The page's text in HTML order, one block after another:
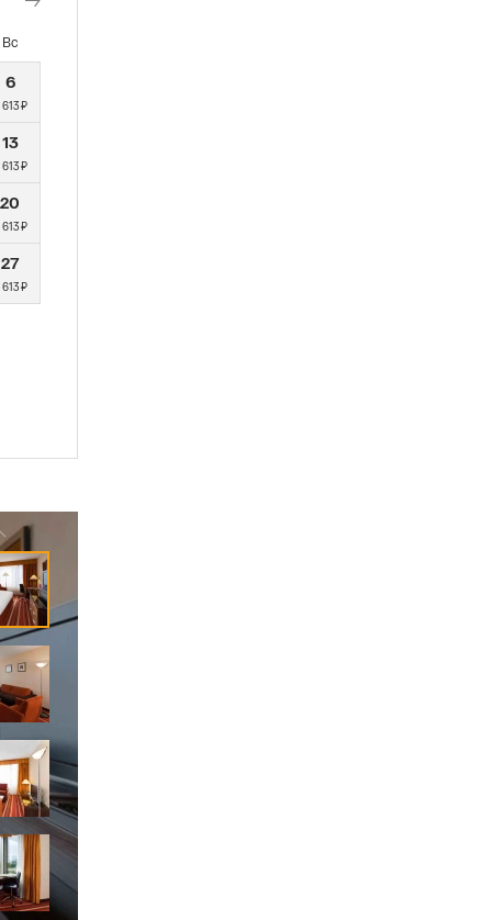
Вс
6
613 ₽
13
613 ₽
20
613 ₽
27
613 ₽